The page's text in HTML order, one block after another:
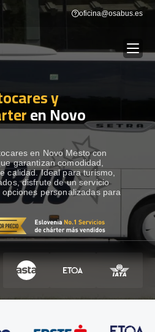
oficina@osabus.es
Show dropdown
Show dropdown
y
en Novo
en Novo Mesto con
garantizan comodidad,
calidad. Ideal para turismo,
disfrute de un servicio
personalizadas para